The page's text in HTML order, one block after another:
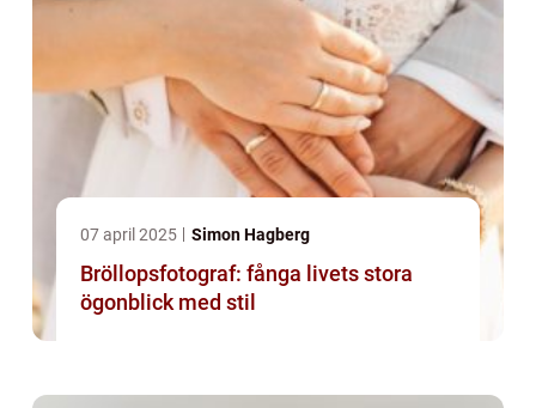
07 april 2025 Simon Hagberg
Bröllopsfotograf: fånga livets stora
ögonblick med stil